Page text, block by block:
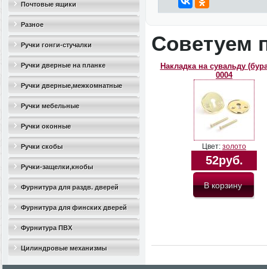
Почтовые ящики
Разное
Ручки гонги-стучалки
Ручки дверные на планке
Ручки дверные,межкомнатные
Ручки мебельные
Ручки оконные
Ручки скобы
Ручки-защелки,кнобы
Фурнитура для раздв. дверей
Фурнитура для финских дверей
Фурнитура ПВХ
Цилиндровые механизмы
Советуем
Накладка на сувальду
0004
Цвет: золото
52руб.